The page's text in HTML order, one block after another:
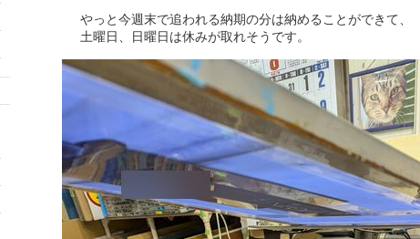
やっと今週末で追われる納期の分は納めることができて、
土曜日、日曜日は休みが取れそうです。